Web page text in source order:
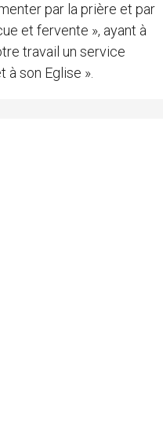
par la prière et par
et fervente », ayant à
travail un service
à son Eglise ».